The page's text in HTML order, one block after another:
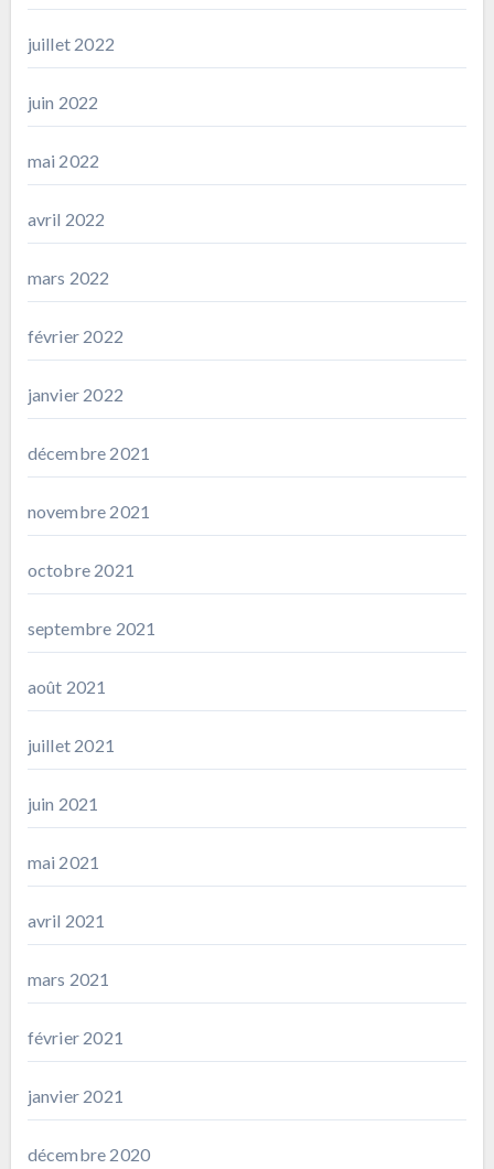
juillet 2022
juin 2022
mai 2022
avril 2022
mars 2022
février 2022
janvier 2022
décembre 2021
novembre 2021
octobre 2021
septembre 2021
août 2021
juillet 2021
juin 2021
mai 2021
avril 2021
mars 2021
février 2021
janvier 2021
décembre 2020